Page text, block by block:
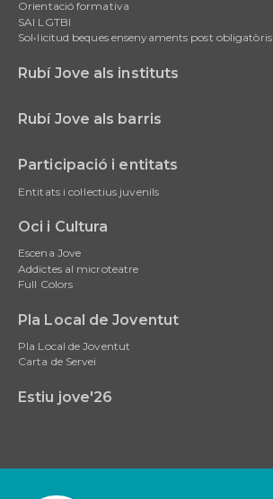
Orientació formativa
SAI LGTBI
Sol•licitud beques ensenyaments post obligatòris
Rubí Jove als instituts
Rubí Jove als barris
Participació i entitats
Entitats i col·lectius juvenils
Oci i Cultura
Escena Jove
Addictes al microteatre
Full Colors
Pla Local de Joventut
Pla Local de Joventut
Carta de Servei
Estiu jove'26